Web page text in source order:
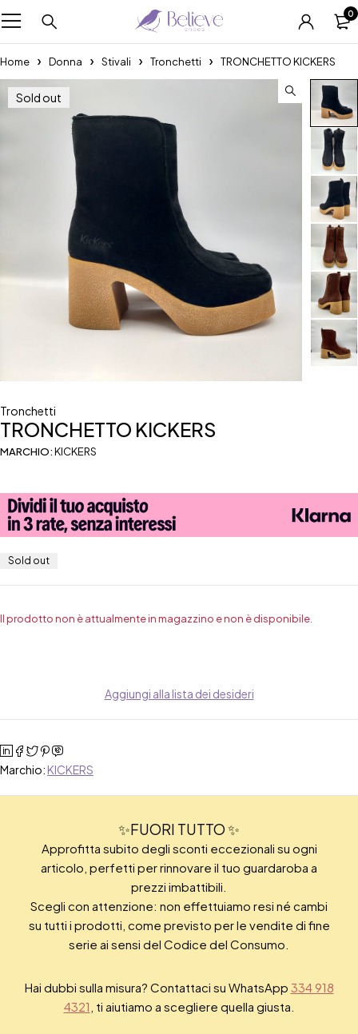
0
Home Donna Stivali Tronchetti TRONCHETTO KICKERS
Sold out
Tronchetti
TRONCHETTO KICKERS
MARCHIO:KICKERS
Sold out
Il prodotto non è attualmente in magazzino e non è disponibile.
Aggiungi alla lista dei desideri
Marchio: KICKERS
✨FUORI TUTTO ✨
Approfitta subito degli sconti eccezionali su ogni
articolo, perfetti per rinnovare il tuo guardaroba a
prezzi imbattibili.
Scegli con attenzione: non effettuiamo resi né cambi
su tutti i prodotti, come previsto per le vendite di fine
serie ai sensi del Codice del Consumo.
Hai dubbi sulla misura? Contattaci su WhatsApp 334 918
4321 , ti aiutiamo a scegliere quella giusta.